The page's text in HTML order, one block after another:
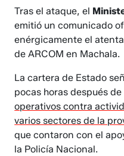
Tras el ataque, el
emitió un comunicado
enérgicamente el
de ARCOM en Machala.
La cartera de Estado
pocas horas después
operativos contra
varios sectores de la
que contaron con el
la Policía Nacional.